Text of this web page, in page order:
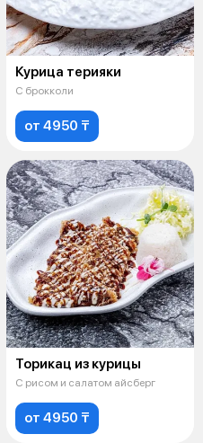
Курица терияки
С брокколи
от 4950 ₸
Торикац из курицы
С рисом и салатом айсберг
от 4950 ₸